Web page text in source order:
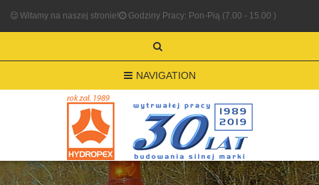
Witamy na naszej stronie! Godziny Pracy: Pon-Pią (7.00 - 15.00 )
NAVIGATION